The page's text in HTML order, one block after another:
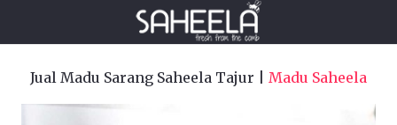
Jual Madu Sarang Saheela Tajur | Madu Saheela